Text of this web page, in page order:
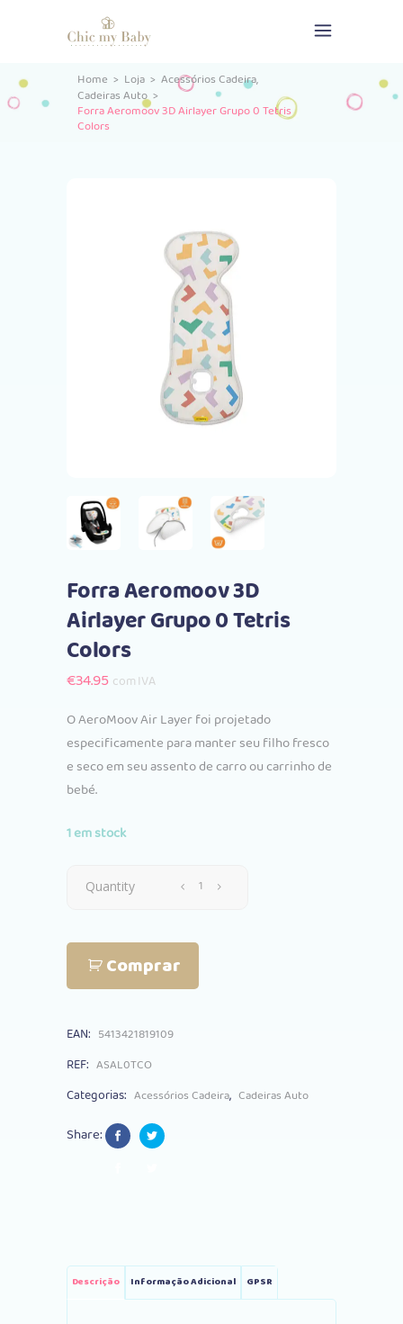
Home > Loja > Acessórios Cadeira,
Cadeiras Auto>
Forra Aeromoov 3D Airlayer Grupo 0 Tetris
Colors
Forra Aeromoov 3D
Airlayer Grupo 0 Tetris
Colors
€34.95 com IVA
O AeroMoov Air Layer foi projetado
especificamente para manter seu filho fresco
e seco em seu assento de carro ou carrinho de
bebé.
1 em stock
Forra
3D
Grupo
Tetris
Quantity
Comprar
EAN: 5413421819109
REF: ASAL0TCO
Categorias: Acessórios Cadeira, Cadeiras Auto
Share:
Descrição Informação Adicional GPSR